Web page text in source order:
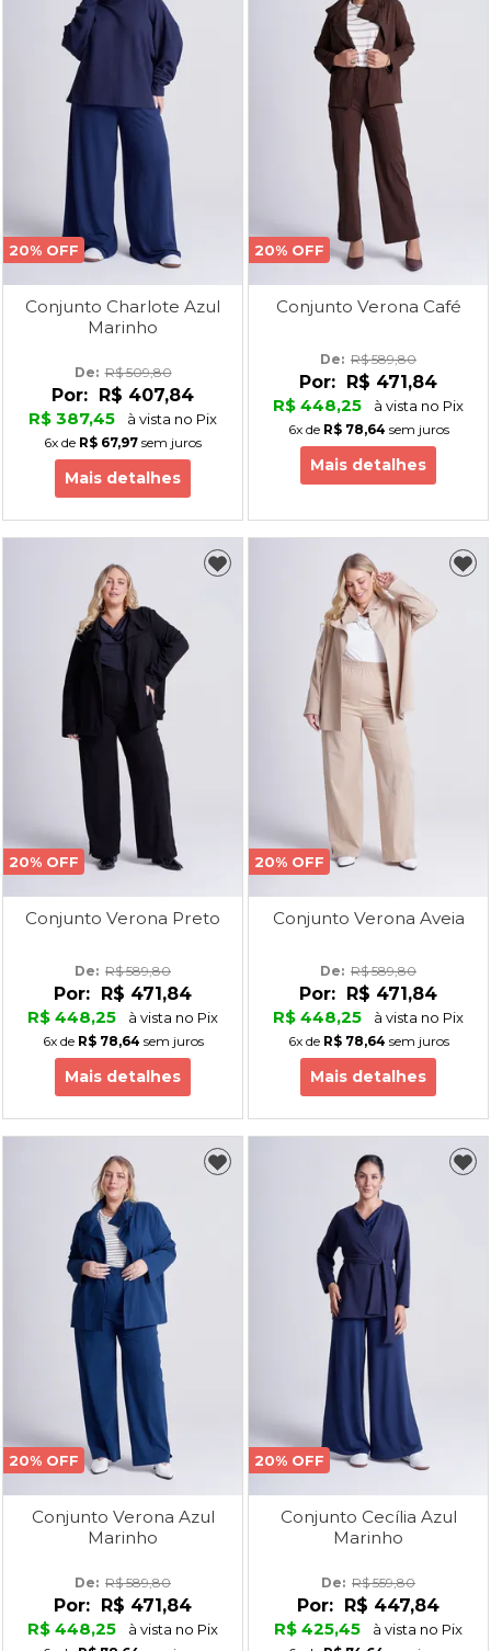
20% OFF
Conjunto Charlote Azul
Marinho
De: R$ 509,80
Por: R$ 407,84
R$ 387,45
à vista no Pix
6x de R$ 67,97 sem juros
Mais detalhes
20% OFF
Conjunto Verona Café
De: R$ 589,80
Por: R$ 471,84
R$ 448,25
à vista no Pix
6xde R$ 78,64 sem juros
Mais detalhes
20% OFF
Conjunto Verona Preto
De: R$ 589,80
Por: R$ 471,84
R$ 448,25
à vista no Pix
6xde R$ 78,64 sem juros
Mais detalhes
20% OFF
Conjunto Verona Aveia
De: R$ 589,80
Por: R$ 471,84
R$ 448,25
à vista no Pix
6xde R$ 78,64 sem juros
Mais detalhes
20% OFF
Conjunto Verona Azul
Marinho
De: R$ 589,80
Por:
R$ 471,84
R$ 448,25
à vista no Pix
20% OFF
Conjunto Cecília Azul
Marinho
De: R$ 559,80
Por:
R$ 447,84
R$ 425,45
à vista no Pix